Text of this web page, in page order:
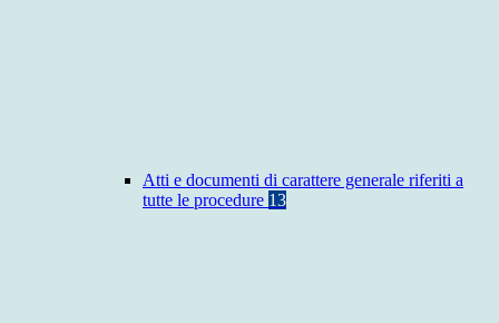
Atti e documenti di carattere generale riferiti a
tutte le procedure 13